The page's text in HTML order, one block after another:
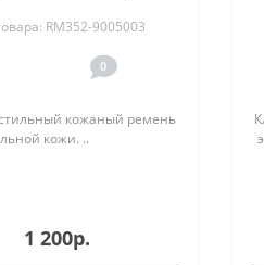
RM352-9005003
0
кожаный ремень
кожи. ..
1 200р.